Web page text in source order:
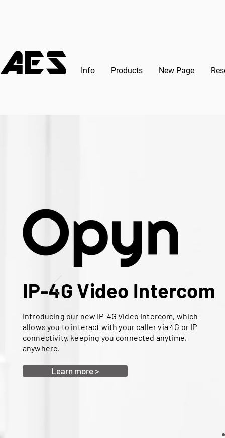
Info Products New Page
IP-4G Video Intercom
Introducing our new IP-4G Video Intercom, which
allows you to interact with your caller via 4G or IP
connectivity, keeping you connected anytime,
anywhere.
Learn more >